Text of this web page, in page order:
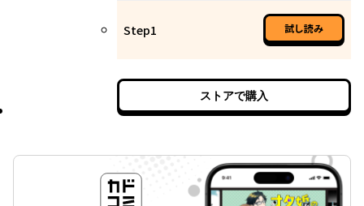
Step1 試し読み
ストアで購入